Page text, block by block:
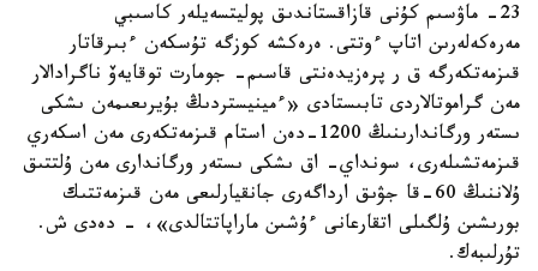
23- ماۋسىم كۇنى قازاقستاندىق پوليتسەيلەر كاسىبي
مەرەكەلەرىن اتاپ ءوتتى. ەرەكشە كوزگە تۇسكەن ءبىرقاتار
قىزمەتكەرگە ق ر پرەزيدەنتى قاسىم- جومارت توقايەۆ ناگرادالار
مەن گراموتالاردى تابىستادى «ءمينيستردىڭ بۇيرىعىمەن ىشكى
ىستەر ورگاندارىنىڭ 1200-دەن استام قىزمەتكەرى مەن اسكەري
قىزمەتشىلەرى، سونداي- اق ىشكى ىستەر ورگاندارى مەن ۇلتتىق
ۇلاننىڭ 60-قا جۋىق ارداگەرى جانقيارلىعى مەن قىزمەتتىك
بورىشىن ۇلگىلى اتقارعانى ءۇشىن ماراپاتتالدى»، - دەدى ش.
تۇرلىبەك.